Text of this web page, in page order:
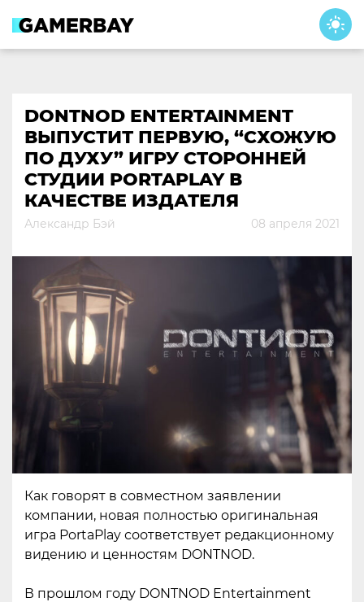
content
DONTNOD ENTERTAINMENT
ВЫПУСТИТ ПЕРВУЮ, “СХОЖУЮ
ПО ДУХУ” ИГРУ СТОРОННЕЙ
СТУДИИ PORTAPLAY В
КАЧЕСТВЕ ИЗДАТЕЛЯ
Александр Бэй 08 апреля 2021
Как говорят в совместном заявлении
компании, новая полностью оригинальная
игра PortaPlay соответствует редакционному
видению и ценностям DONTNOD.
В прошлом году DONTNOD Entertainment